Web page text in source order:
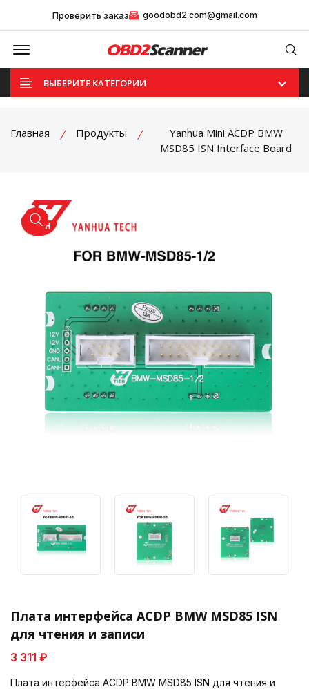
Проверить заказ goodobd2.com@gmail.com
Offcanvas Menu Open
ВЫБЕРИТЕ КАТЕГОРИИ
Главная Продукты
Yanhua Mini ACDP BMW
MSD85 ISN Interface Board
product view
Плата интерфейса ACDP BMW MSD85 ISN
для чтения и записи
3 311 ₽
Плата интерфейса ACDP BMW MSD85 ISN для чтения и